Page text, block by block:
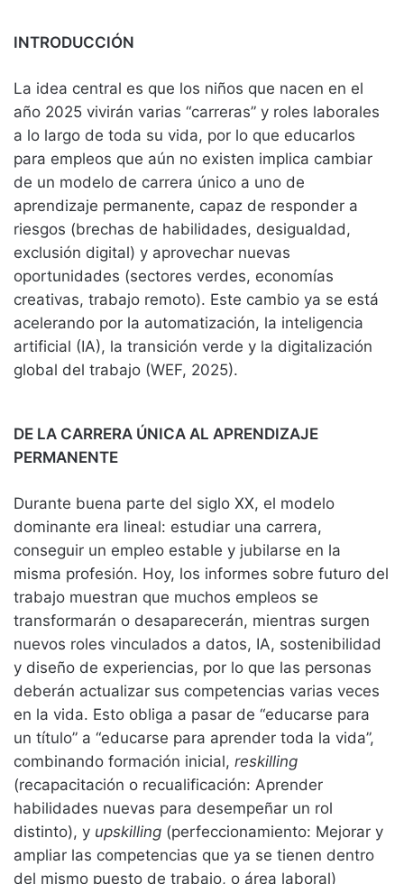
INTRODUCCIÓN
La idea central es que los niños que nacen en el
año 2025 vivirán varias “carreras” y roles laborales
a lo largo de toda su vida, por lo que educarlos
para empleos que aún no existen implica cambiar
de un modelo de carrera único a uno de
aprendizaje permanente, capaz de responder a
riesgos (brechas de habilidades, desigualdad,
exclusión digital) y aprovechar nuevas
oportunidades (sectores verdes, economías
creativas, trabajo remoto). Este cambio ya se está
acelerando por la automatización, la inteligencia
artificial (IA), la transición verde y la digitalización
global del trabajo (WEF, 2025).
DE LA CARRERA ÚNICA AL APRENDIZAJE
PERMANENTE
Durante buena parte del siglo XX, el modelo
dominante era lineal: estudiar una carrera,
conseguir un empleo estable y jubilarse en la
misma profesión. Hoy, los informes sobre futuro del
trabajo muestran que muchos empleos se
transformarán o desaparecerán, mientras surgen
nuevos roles vinculados a datos, IA, sostenibilidad
y diseño de experiencias, por lo que las personas
deberán actualizar sus competencias varias veces
en la vida. Esto obliga a pasar de “educarse para
un título” a “educarse para aprender toda la vida”,
combinando formación inicial, reskilling
(recapacitación o recualificación: Aprender
habilidades nuevas para desempeñar un rol
distinto), y upskilling (perfeccionamiento: Mejorar y
ampliar las competencias que ya se tienen dentro
del mismo puesto de trabajo, o área laboral)